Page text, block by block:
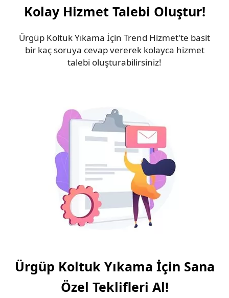
Kolay Hizmet Talebi Oluştur!
Ürgüp Koltuk Yıkama İçin Trend Hizmet'te basit
bir kaç soruya cevap vererek kolayca hizmet
talebi oluşturabilirsiniz!
Ürgüp Koltuk Yıkama İçin Sana
Özel Teklifleri Al!